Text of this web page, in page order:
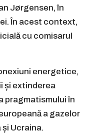
Jørgensen, în
În acest context,
cu comisarul
energetice,
și extinderea
pragmatismului în
a gazelor
Ucraina.